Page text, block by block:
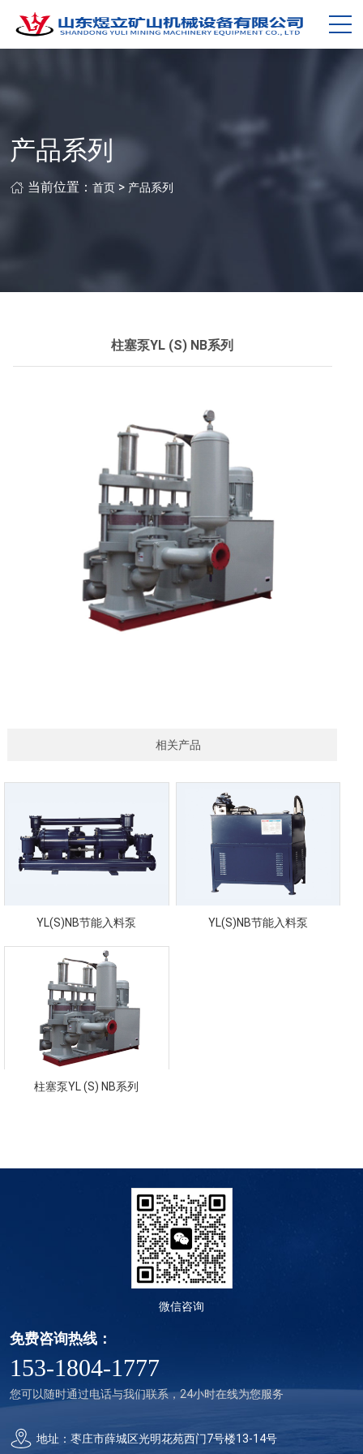
产品系列
当前位置： 首页 > 产品系列
柱塞泵YL (S) NB系列
相关产品
YL(S)NB节能入料泵 YL(S)NB节能入料泵
柱塞泵YL (S) NB系列
微信咨询
免费咨询热线：
153-1804-1777
您可以随时通过电话与我们联系，24小时在线为您服务
地址：枣庄市薛城区光明花苑西门7号楼13-14号